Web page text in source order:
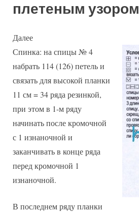
плетеным узором
Далее
Спинка: на спицы № 4
набрать 114 (126) петель и
связать для высокой планки
11 см = 34 ряда резинкой,
при этом в 1-м ряду
начинать после кромочной
с 1 изнаночной и
заканчивать в конце ряда
перед кромочной 1
изнаночной.
В последнем ряду планки